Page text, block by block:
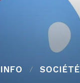
SOCIÉTÉ